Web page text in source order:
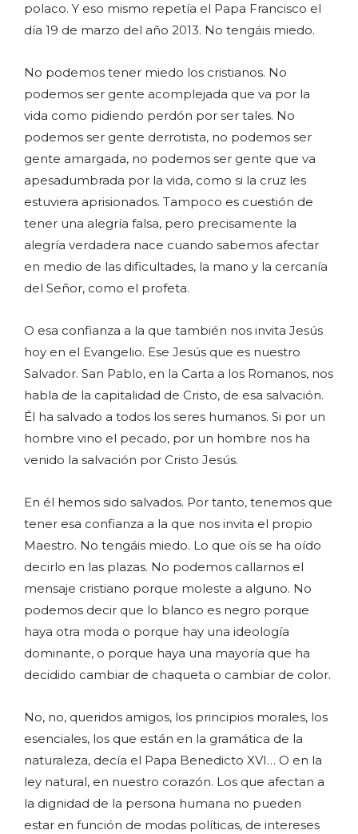
polaco. Y eso mismo repetía el Papa Francisco el
día 19 de marzo del año 2013. No tengáis miedo.
No podemos tener miedo los cristianos. No
podemos ser gente acomplejada que va por la
vida como pidiendo perdón por ser tales. No
podemos ser gente derrotista, no podemos ser
gente amargada, no podemos ser gente que va
apesadumbrada por la vida, como si la cruz les
estuviera aprisionados. Tampoco es cuestión de
tener una alegría falsa, pero precisamente la
alegría verdadera nace cuando sabemos afectar
en medio de las dificultades, la mano y la cercanía
del Señor, como el profeta.
O esa confianza a la que también nos invita Jesús
hoy en el Evangelio. Ese Jesús que es nuestro
Salvador. San Pablo, en la Carta a los Romanos, nos
habla de la capitalidad de Cristo, de esa salvación.
Él ha salvado a todos los seres humanos. Si por un
hombre vino el pecado, por un hombre nos ha
venido la salvación por Cristo Jesús.
En él hemos sido salvados. Por tanto, tenemos que
tener esa confianza a la que nos invita el propio
Maestro. No tengáis miedo. Lo que oís se ha oído
decirlo en las plazas. No podemos callarnos el
mensaje cristiano porque moleste a alguno. No
podemos decir que lo blanco es negro porque
haya otra moda o porque hay una ideología
dominante, o porque haya una mayoría que ha
decidido cambiar de chaqueta o cambiar de color.
No, no, queridos amigos, los principios morales, los
esenciales, los que están en la gramática de la
naturaleza, decía el Papa Benedicto XVI… O en la
ley natural, en nuestro corazón. Los que afectan a
la dignidad de la persona humana no pueden
estar en función de modas políticas, de intereses